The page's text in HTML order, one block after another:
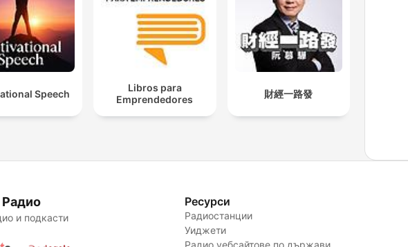
Speech
Libros para
Emprendedores
財經一路發
Радио
и подкасти
Ресурси
Радиостанции
Уиджети
Радио уебсайтове по държави